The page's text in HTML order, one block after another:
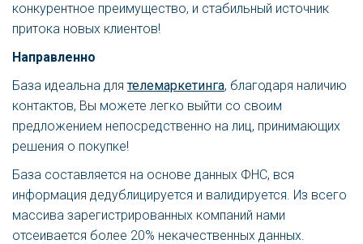
конкурентное преимущество, и стабильный источник
притока новых клиентов!
Направленно
База идеальна длятелемаркетинга, благодаря наличию
контактов, Вы можете легко выйти со своим
предложением непосредственно на лиц, принимающих
решения о покупке!
База составляется на основе данных ФНС, вся
информация дедублицируется и валидируется. Из всего
массива зарегистрированных компаний нами
отсеивается более 20% некачественных данных.